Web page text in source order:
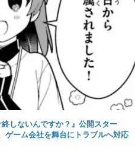
しないんですか？』公開スター
ゲーム会社を舞台にトラブルへ対応